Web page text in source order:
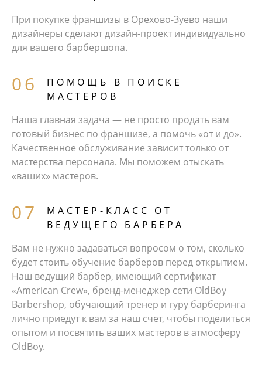
При покупке франшизы в Орехово-Зуево наши
дизайнеры сделают дизайн-проект индивидуально
для вашего барбершопа.
ПОМОЩЬ В ПОИСКЕ
МАСТЕРОВ
Наша главная задача — не просто продать вам
готовый бизнес по франшизе, а помочь «от и до».
Качественное обслуживание зависит только от
мастерства персонала. Мы поможем отыскать
«ваших» мастеров.
МАСТЕР-КЛАСС ОТ
ВЕДУЩЕГО БАРБЕРА
Вам не нужно задаваться вопросом о том, сколько
будет стоить обучение барберов перед открытием.
Наш ведущий барбер, имеющий сертификат
«American Crew», бренд-менеджер сети OldBoy
Barbershop, обучающий тренер и гуру барберинга
лично приедут к вам за наш счет, чтобы поделиться
опытом и посвятить ваших мастеров в атмосферу
OldBoy.